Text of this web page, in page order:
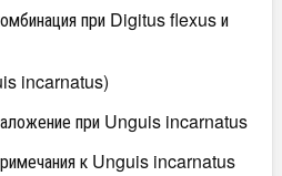
при Digitus flexus и
incarnatus)
при Unguis incarnatus
к Unguis incarnatus